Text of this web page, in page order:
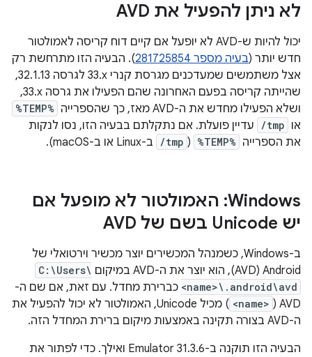
לא ניתן להפעיל את AVD
יכול להיות ש-AVD לא יופעל אם קיים דוח קריסה לאמולטור
חדש יותר (בעיה מספר 281725854
). הבעיה הזו מתרחשת רק
אצל משתמשים שמעדכנים מגרסת קנרי ‎33.x לגרסה ‎32.1.13,
שהייתה קריסה בפעם האחרונה שהם הפעילו את גרסה ‎33.x,
ושלא הפעילו מחדש את ה-AVD מאז, כך שהספרייה
%TEMP%
או /tmp
עדיין פועלת. אם נתקלתם בבעיה הזו, נסו לנקות
את הספרייה %TEMP%
(
/tmp ב-Linux או ב-macOS).
‫Windows: האמולטור לא מופעל אם
יש Unicode בשם של AVD
ב-Windows, כשמנהל המכשירים יוצר מכשיר וירטואלי של
Android‏ (AVD), הוא יוצר את ה-AVD במיקום
C:\Users\
<name>\.android\avd כברירת מחדל. עם זאת, אם שם ה-
AVD (
<name>
) מכיל Unicode, האמולטור לא יכול להפעיל את
ה-AVD בצורה תקינה באמצעות מיקום ברירת המחדל הזה.
הבעיה הזו תוקנה ב-Emulator 31.3.6 ואילך. כדי לפתור את